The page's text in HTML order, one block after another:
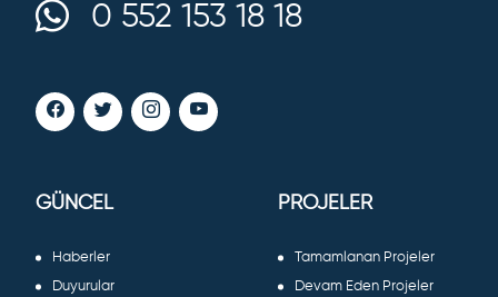
0 552 153 18 18
GÜNCEL
Haberler
Duyurular
PROJELER
Tamamlanan Projeler
Devam Eden Projeler